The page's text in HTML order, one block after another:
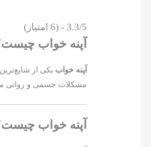
3.3/5 - (6 امتیاز)
آپنه خواب
آپنه خواب یکی از
مشکلات جسمی و روانی
آپنه خواب